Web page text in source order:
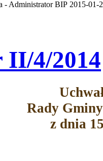
- Administrator BIP 2015-01-
II/4/2014
Rady
z dnia